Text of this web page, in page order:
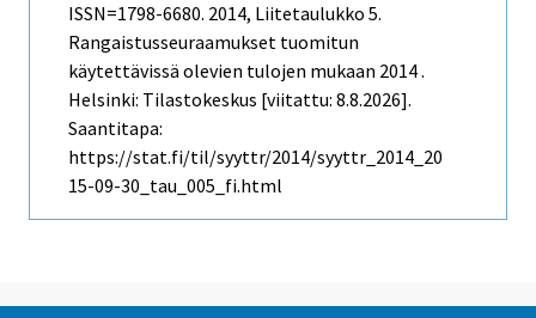
ISSN=1798-6680. 2014, Liitetaulukko 5.
Rangaistusseuraamukset tuomitun
käytettävissä olevien tulojen mukaan 2014 .
Helsinki: Tilastokeskus [viitattu: 8.8.2026].
Saantitapa:
https://stat.fi/til/syyttr/2014/syyttr_2014_20
15-09-30_tau_005_fi.html